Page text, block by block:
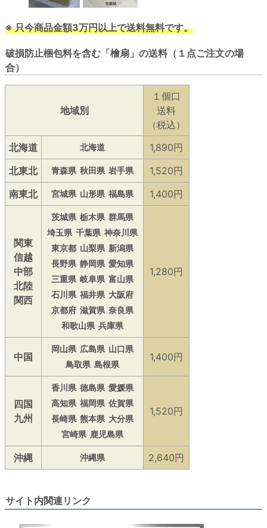
※ 只今商品金額3万円以上で送料無料です。
破損防止梱包料を含む「檜扇」の送料（１点ご注文の場
合）
地域別
１個口
送料
（税込）
北海道
北海道
1,890円
北東北
青森県 秋田県 岩手県
1,520円
南東北
宮城県 山形県 福島県 1,400円
関東
信越
中部
北陸
関西
茨城県 栃木県 群馬県
埼玉県 千葉県 神奈川県
東京都 山梨県 新潟県
長野県 静岡県 愛知県
三重県 岐阜県 富山県
石川県 福井県 大阪府
京都府 滋賀県 奈良県
和歌山県 兵庫県
1,280円
中国
岡山県 広島県 山口県
鳥取県 島根県
1,400円
四国
九州
香川県 徳島県 愛媛県
高知県 福岡県 佐賀県
長崎県 熊本県 大分県
宮崎県 鹿児島県
1,520円
沖縄 沖縄県 2,640円
サイト内関連リンク